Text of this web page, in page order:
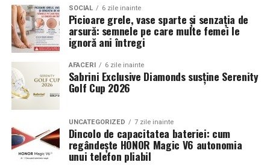
La evenimentele auto din Cluj, anvelopele nu sunt doar
componente functionale, ci si elemente vizuale. Publicul
si fotografii surprind adesea detalii precum modul in
care roata umple aripa, distanta fata de caroserie si
aspectul general al ansamblului roata-janta.
Anvelopele curate, cu dimensiuni corecte si uzura
masini de show. In multe cazuri, acestea completeaza
jantele si intaresc conceptul ales de proprietar, fie ca
vorbim despre un stil elegant, sportiv sau minimalist.
SOCIAL 6 zile inainte
Picioare grele, vase sparte și senzația de
arsură: semnele pe care multe femei le
ignoră ani întregi
AFACERI 6 zile inainte
Sabrini Exclusive Diamonds susține Serenity
Golf Cup 2026
UNCATEGORIZED 7 zile inainte
Dincolo de capacitatea bateriei: cum
regândește HONOR Magic V6 autonomia
unui telefon pliabil